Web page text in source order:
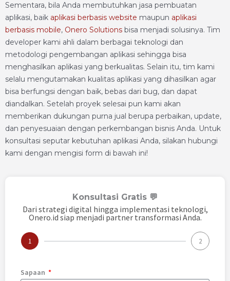
Sementara, bila Anda membutuhkan jasa pembuatan
aplikasi, baik aplikasi berbasis website maupun aplikasi
berbasis mobile, Onero Solutions bisa menjadi solusinya. Tim
developer kami ahli dalam berbagai teknologi dan
metodologi pengembangan aplikasi sehingga bisa
menghasilkan aplikasi yang berkualitas. Selain itu, tim kami
selalu mengutamakan kualitas aplikasi yang dihasilkan agar
bisa berfungsi dengan baik, bebas dari bug, dan dapat
diandalkan. Setelah proyek selesai pun kami akan
memberikan dukungan purna jual berupa perbaikan, update,
dan penyesuaian dengan perkembangan bisnis Anda. Untuk
konsultasi seputar kebutuhan aplikasi Anda, silakan hubungi
kami dengan mengisi form di bawah ini!
Konsultasi Gratis 💬
Dari strategi digital hingga implementasi teknologi,
Onero.id siap menjadi partner transformasi Anda.
1 2
Sapaan